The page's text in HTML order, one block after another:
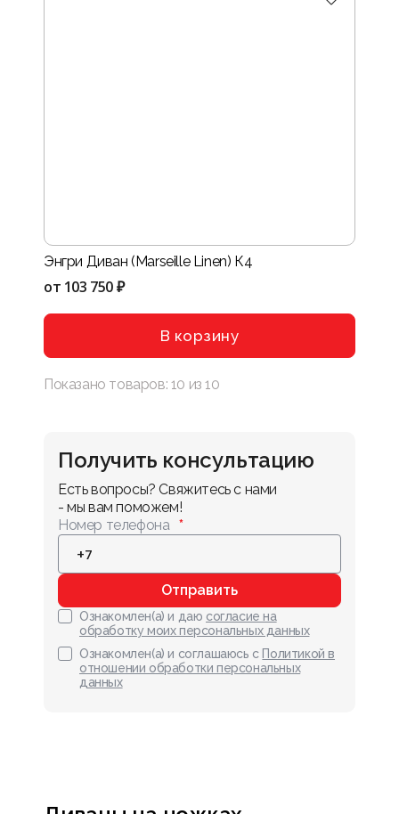
Энгри Диван (Marseille Linen) К4
от 103 750 ₽
В корзину
Показано товаров: 10 из10
Получить консультацию
Есть вопросы? Свяжитесь с нами
- мы вам поможем!
Номер телефона
Отправить
Ознакомлен(а) и даю согласие на
обработку моих персональных данных
Ознакомлен(а) и соглашаюсь с Политикой в
отношении обработки персональных
данных